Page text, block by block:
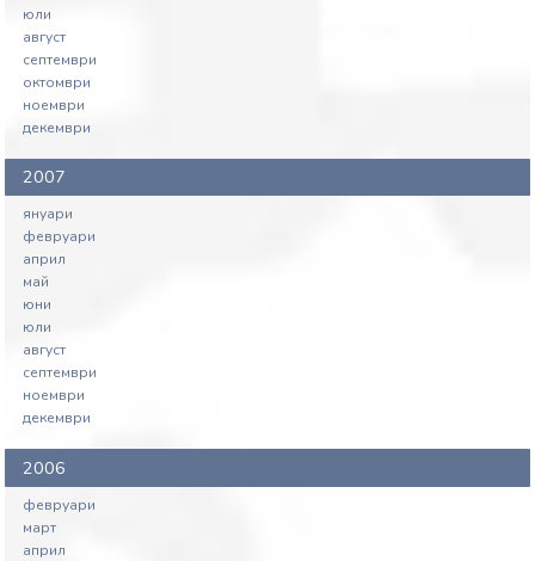
юли
август
септември
октомври
ноември
декември
2007
януари
февруари
април
май
юни
юли
август
септември
ноември
декември
2006
февруари
март
април